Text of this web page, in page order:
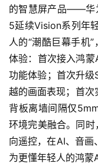
的智慧屏产品——华
5延续Vision系列年
人的“潮酷巨幕手机
体验：首次接入鸿
功能体验；首次升
越的画面表现；首次
背板离墙间隔仅
环境完美融合。同
向遥控，在AI、音
为更懂年轻人的鸿蒙